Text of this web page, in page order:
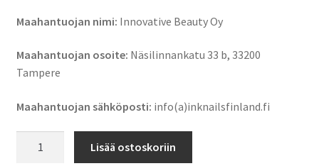
Maahantuojan nimi: Innovative Beauty Oy
Maahantuojan osoite: Näsilinnankatu 33 b, 33200
Tampere
Maahantuojan sähköposti: info(a)inknailsfinland.fi
Lisää ostoskoriin